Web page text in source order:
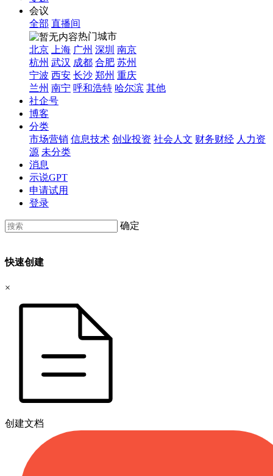
会议
全部 直播间
热门城市
北京
上海 广州 深圳 南京
杭州 武汉 成都 合肥 苏州
宁波 西安 长沙 郑州 重庆
兰州 南宁 呼和浩特 哈尔滨 其他
社企号
博客
分类
市场营销 信息技术 创业投资 社会人文 财务财经 人力资
源 未分类
消息
示说GPT
申请试用
登录
确定
快速创建
×
创建文档